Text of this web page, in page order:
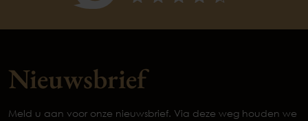
Nieuwsbrief
Meld u aan voor onze nieuwsbrief. Via deze weg houden we